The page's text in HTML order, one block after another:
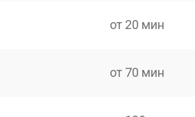
от 20 мин
от 70 мин